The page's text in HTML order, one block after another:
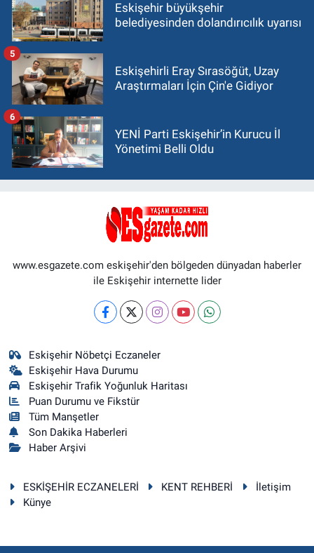
Eskişehir büyükşehir
belediyesinden dolandırıcılık uyarısı
Eskişehirli Eray Sırasöğüt, Uzay
Araştırmaları İçin Çin'e Gidiyor
5
YENİ Parti Eskişehir’in Kurucu İl
Yönetimi Belli Oldu
6
www.esgazete.com eskişehir'den bölgeden dünyadan haberler
ile Eskişehir internette lider
Eskişehir Nöbetçi Eczaneler
Eskişehir Hava Durumu
Eskişehir Trafik Yoğunluk Haritası
Puan Durumu ve Fikstür
Tüm Manşetler
Son Dakika Haberleri
Haber Arşivi
ESKİŞEHİR ECZANELERİ KENT REHBERİ
İletişim
Künye